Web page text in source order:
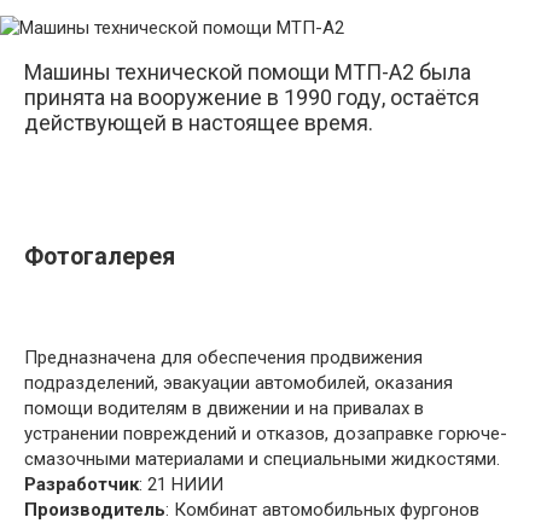
Машины технической помощи МТП-А2 была
принята на вооружение в 1990 году, остаётся
действующей в настоящее время.
Фотогалерея
Предназначена для обеспечения продвижения
подразделений, эвакуации автомобилей, оказания
помощи водителям в движении и на привалах в
устранении повреждений и отказов, дозаправке горюче-
смазочными материалами и специальными жидкостями.
Разработчик: 21 НИИИ
Производитель: Комбинат автомобильных фургонов